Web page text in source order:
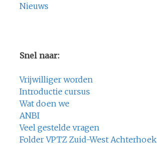
Nieuws
Snel naar:
Vrijwilliger worden
Introductie cursus
Wat doen we
ANBI
Veel gestelde vragen
Folder VPTZ Zuid-West Achterhoek